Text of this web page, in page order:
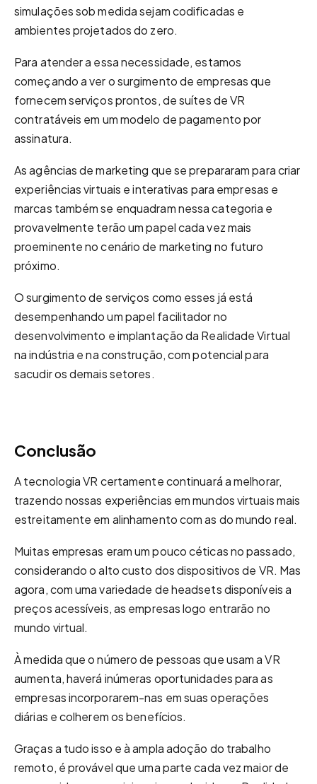
simulações sob medida sejam codificadas e
ambientes projetados do zero.
Para atender a essa necessidade, estamos
começando a ver o surgimento de empresas que
fornecem serviços prontos, de suítes de VR
contratáveis em um modelo de pagamento por
assinatura.
As agências de marketing que se prepararam para criar
experiências virtuais e interativas para empresas e
marcas também se enquadram nessa categoria e
provavelmente terão um papel cada vez mais
proeminente no cenário de marketing no futuro
próximo.
O surgimento de serviços como esses já está
desempenhando um papel facilitador no
desenvolvimento e implantação da Realidade Virtual
na indústria e na construção, com potencial para
sacudir os demais setores.
Conclusão
A tecnologia VR certamente continuará a melhorar,
trazendo nossas experiências em mundos virtuais mais
estreitamente em alinhamento com as do mundo real.
Muitas empresas eram um pouco céticas no passado,
considerando o alto custo dos dispositivos de VR. Mas
agora, com uma variedade de headsets disponíveis a
preços acessíveis, as empresas logo entrarão no
mundo virtual.
À medida que o número de pessoas que usam a VR
aumenta, haverá inúmeras oportunidades para as
empresas incorporarem-nas em suas operações
diárias e colherem os benefícios.
Graças a tudo isso e à ampla adoção do trabalho
remoto, é provável que uma parte cada vez maior de